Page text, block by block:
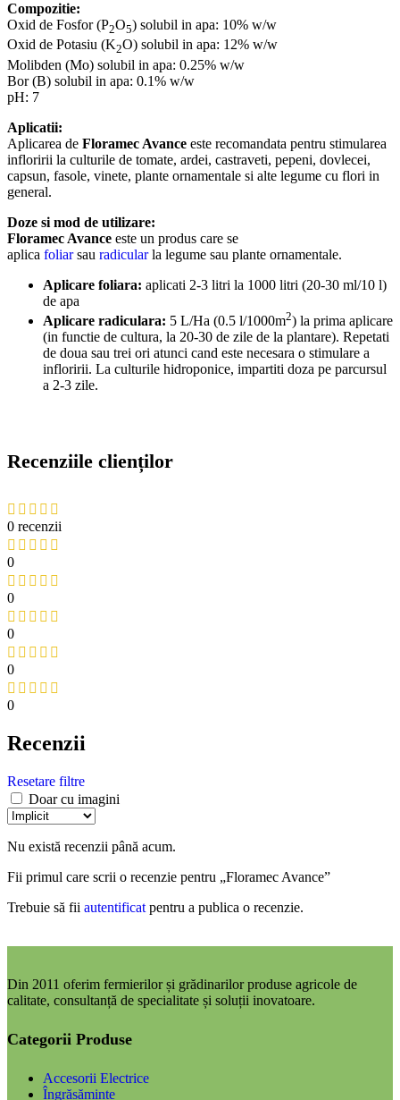
Compozitie:
Oxid de Fosfor (P2O5) solubil in apa: 10% w/w
Oxid de Potasiu (K2O) solubil in apa: 12% w/w
Molibden (Mo) solubil in apa: 0.25% w/w
Bor (B) solubil in apa: 0.1% w/w
pH: 7
Aplicatii:
Aplicarea de Floramec Avance este recomandata pentru stimularea
infloririi la culturile de tomate, ardei, castraveti, pepeni, dovlecei,
capsun, fasole, vinete, plante ornamentale si alte legume cu flori in
general.
Doze si mod de utilizare:
Floramec Avance este un produs care se
aplica foliarsau radicularla legume sau plante ornamentale.
Aplicare foliara: aplicati 2-3 litri la 1000 litri (20-30 ml/10 l)
de apa
Aplicare radiculara: 5 L/Ha (0.5 l/1000m2) la prima aplicare
(in functie de cultura, la 20-30 de zile de la plantare). Repetati
de doua sau trei ori atunci cand este necesara o stimulare a
infloririi. La culturile hidroponice, impartiti doza pe parcursul
a 2-3 zile.
Recenziile clienților
0 recenzii
0
0
0
0
0
Recenzii
Resetare filtre
Doar cu imagini
Nu există recenzii până acum.
Fii primul care scrii o recenzie pentru „Floramec Avance”
Trebuie să fii autentificat pentru a publica o recenzie.
Din 2011 oferim fermierilor și grădinarilor produse agricole de
calitate, consultanță de specialitate și soluții inovatoare.
Categorii Produse
Accesorii Electrice
Îngrășăminte